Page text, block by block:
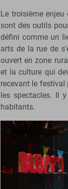
Le troisième enjeu
sont des outils
défini comme un
arts de la rue de
ouvert en zone
et la culture qui
recevant le festival
les spectacles. Il
habitants.